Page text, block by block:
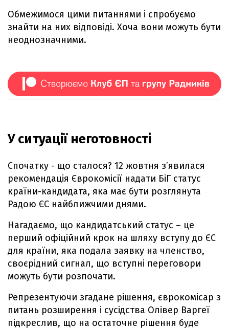
Обмежимося цими питаннями і спробуємо
знайти на них відповіді. Хоча вони можуть бути
неоднозначними.
У ситуації неготовності
Спочатку - що сталося? 12 жовтня з’явилася
рекомендація Єврокомісії надати БіГ статус
країни-кандидата, яка має бути розглянута
Радою ЄС найближчими днями.
Нагадаємо, що кандидатський статус – це
перший офіційний крок на шляху вступу до ЄС
для країни, яка подала заявку на членство,
своєрідний сигнал, що вступні переговори
можуть бути розпочати.
Репрезентуючи згадане рішення, єврокомісар з
питань розширення і сусідства Олівер Варгеї
підкреслив, що на остаточне рішення буде